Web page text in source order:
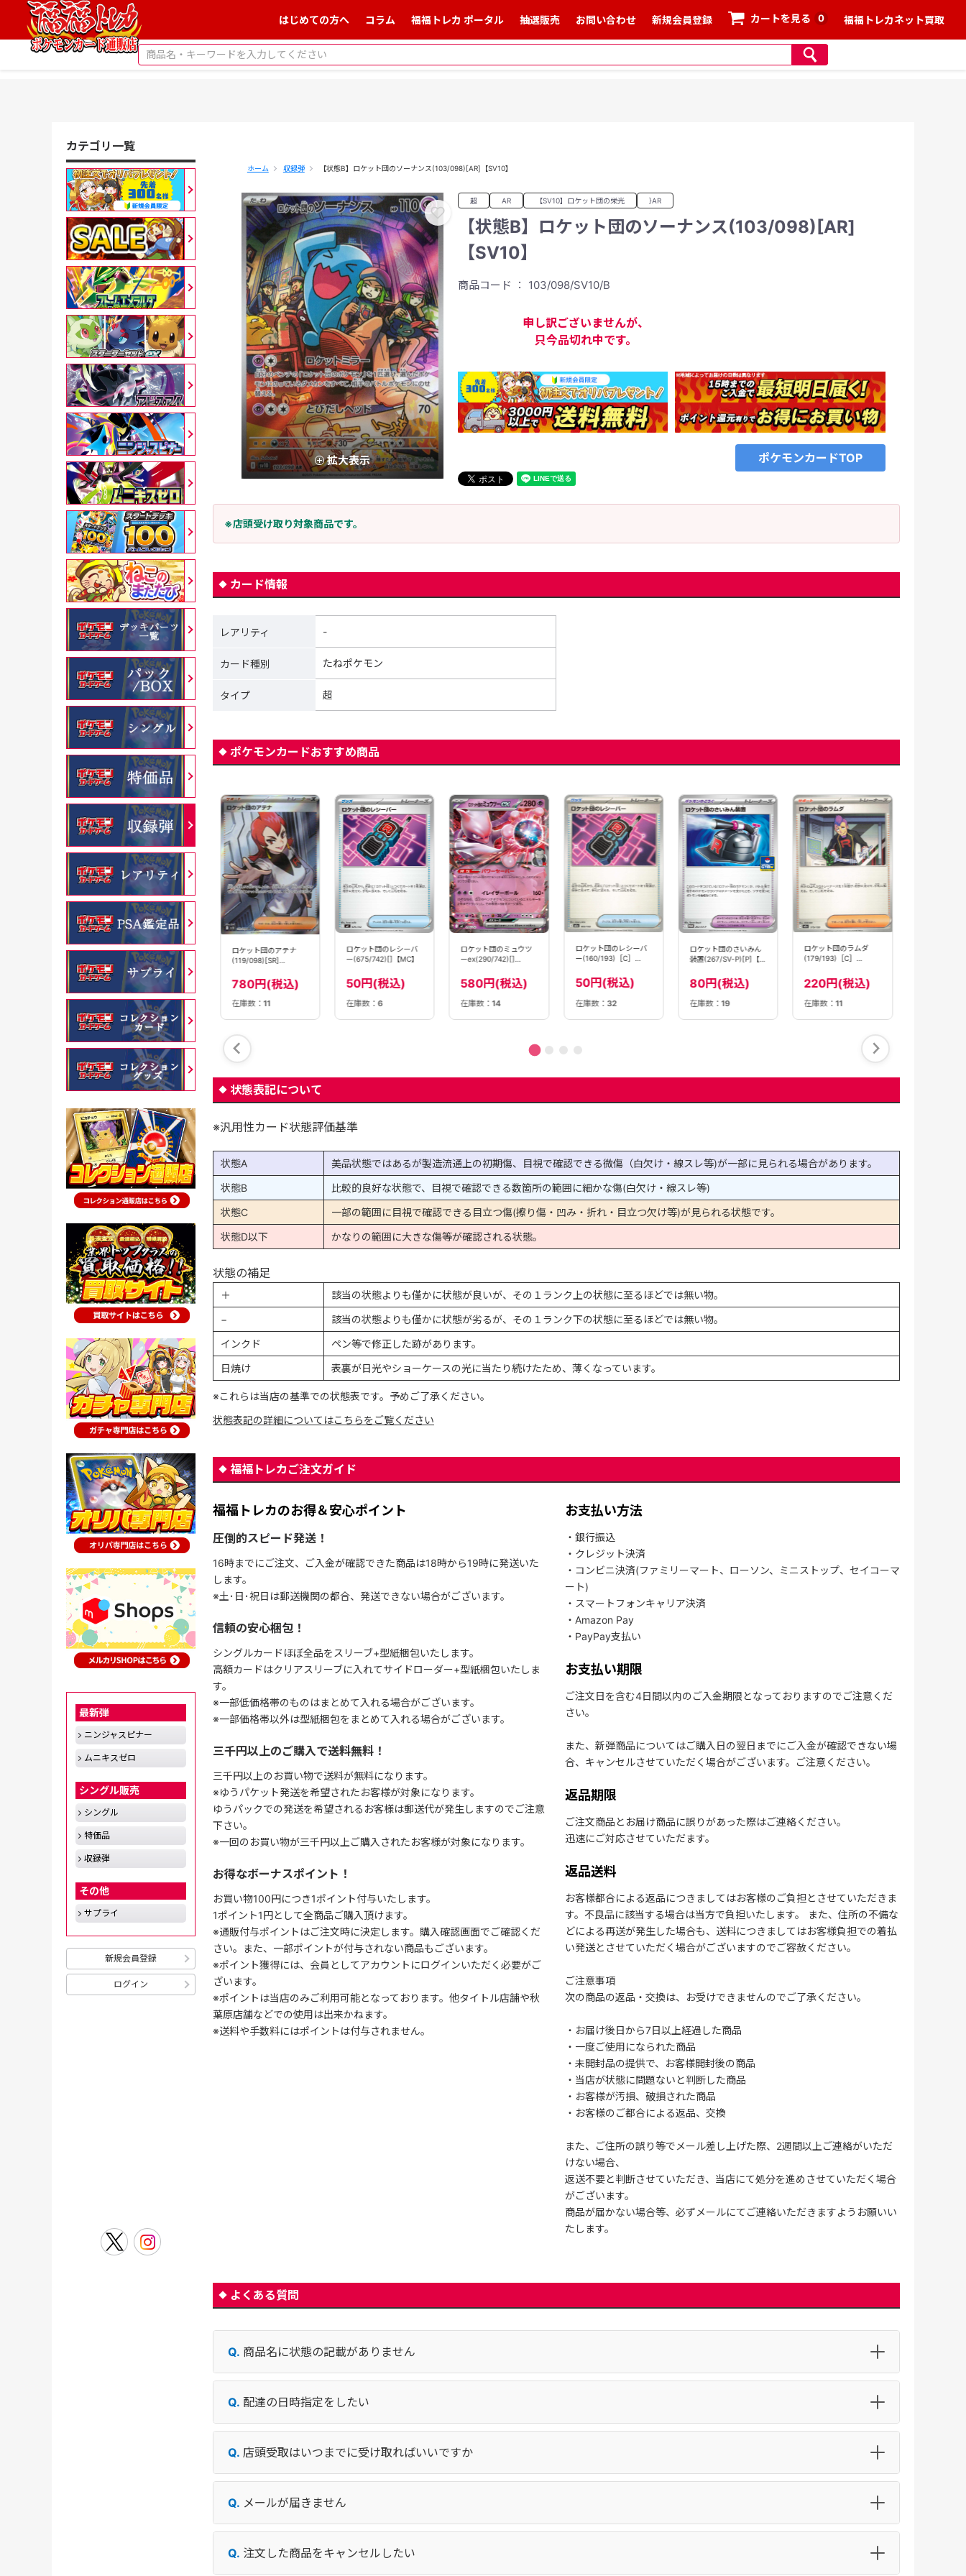
はじめての方へ コラム 福福トレカ ポータル 抽選販売 お問い合わせ 新規会員登録 カートを見る 0 福福トレカネット買取
ホーム 収録弾 【状態B】ロケット団のソーナンス(103/098)[AR]【SV10】
拡大表示
超 AR 【SV10】ロケット団の栄光 }AR
【状態B】ロケット団のソーナンス(103/098)[AR]
【SV10】
商品コード ： 103/098/SV10/B
申し訳ございませんが、
只今品切れ中です。
ポケモンカードTOP
※店頭受け取り対象商品です。
カード情報
レアリティ -
カード種別 たねポケモン
タイプ 超
ポケモンカードおすすめ商品
ロケット団のランス
780円(税込)
ロケット団のアポロ
(120/098)[SR]
【SV10】
980円(税込)
在庫数：21
ロケット団のアテナ
(119/098)[SR]
780円(税込)
在庫数： 11
ロケット団のレシーバ
ー(675/742)[]【MC】
50円(税込)
在庫数：6
ロケット団のミュウツ
ーex(290/742)[]
580円(税込)
在庫数：14
ロケット団のレシーバ
ー(160/193)［C］
50円(税込)
在庫数： 32
ロケット団のさいみん
装置(267/SV-P)[P]【プ
80円(税込)
在庫数：19
ロケット団のラムダ
(179/193)［C］
220円(税込)
在庫数：11
状態表記について
※汎用性カード状態評価基準
状態A
美品状態ではあるが製造流通上の初期傷、目視で確認できる微傷（白欠け・線スレ等)が一部に見られる場合があります。
状態B
比較的良好な状態で、目視で確認できる数箇所の範囲に細かな傷(白欠け・線スレ等)
状態C
一部の範囲に目視で確認できる目立つ傷(擦り傷・凹み・折れ・目立つ欠け等)が見られる状態です。
状態D以下
かなりの範囲に大きな傷等が確認される状態。
状態の補足
＋
該当の状態よりも僅かに状態が良いが、その１ランク上の状態に至るほどでは無い物。
−
該当の状態よりも僅かに状態が劣るが、その１ランク下の状態に至るほどでは無い物。
インクド
ペン等で修正した跡があります。
日焼け
表裏が日光やショーケースの光に当たり続けたため、薄くなっています。
※これらは当店の基準での状態表です。予めご了承ください。
状態表記の詳細についてはこちらをご覧ください
福福トレカご注文ガイド
福福トレカのお得＆安心ポイント
圧倒的スピード発送！
16時までにご注文、ご入金が確認できた商品は18時から19時に発送いた
します。
※土･日･祝日は郵送機関の都合、発送できない場合がございます。
信頼の安心梱包！
シングルカードほぼ全品をスリーブ+型紙梱包いたします。
高額カードはクリアスリーブに入れてサイドローダー+型紙梱包いたしま
す。
※一部低価格帯のものはまとめて入れる場合がございます。
※一部価格帯以外は型紙梱包をまとめて入れる場合がございます。
三千円以上のご購入で送料無料！
三千円以上のお買い物で送料が無料になります。
※ゆうパケット発送を希望されたお客様が対象になります。
ゆうパックでの発送を希望されるお客様は郵送代が発生しますのでご注意
下さい。
※一回のお買い物が三千円以上ご購入されたお客様が対象になります。
お得なボーナスポイント！
お買い物100円につき1ポイント付与いたします。
1ポイント1円として全商品ご購入頂けます。
※通販付与ポイントはご注文時に決定します。購入確認画面でご確認くだ
さい。また、一部ポイントが付与されない商品もございます。
※ポイント獲得には、会員としてアカウントにログインいただく必要がご
ざいます。
※ポイントは当店のみご利用可能となっております。他タイトル店舗や秋
葉原店舗などでの使用は出来かねます。
※送料や手数料にはポイントは付与されません。
お支払い方法
・銀行振込
・クレジット決済
・コンビニ決済(ファミリーマート、ローソン、ミニストップ、セイコーマ
ート)
・スマートフォンキャリア決済
・Amazon Pay
・PayPay支払い
お支払い期限
ご注文日を含む4日間以内のご入金期限となっておりますのでご注意くだ
さい。
また、新弾商品についてはご購入日の翌日までにご入金が確認できない場
合、キャンセルさせていただく場合がございます。ご注意ください。
返品期限
ご注文商品とお届け商品に誤りがあった際はご連絡ください。
迅速にご対応させていただます。
返品送料
お客様都合による返品につきましてはお客様のご負担とさせていただきま
す。不良品に該当する場合は当方で負担いたします。 また、住所の不備な
どによる再送が発生した場合も、送料につきましてはお客様負担での着払
い発送とさせていただく場合がございますのでご容赦ください。
ご注意事項
次の商品の返品・交換は、お受けできませんのでご了承ください。
・お届け後日から7日以上経過した商品
・一度ご使用になられた商品
・未開封品の提供で、お客様開封後の商品
・当店が状態に問題ないと判断した商品
・お客様が汚損、破損された商品
・お客様のご都合による返品、交換
また、ご住所の誤り等でメール差し上げた際、2週間以上ご連絡がいただ
けない場合、
返送不要と判断させていただき、当店にて処分を進めさせていただく場合
がございます。
商品が届かない場合等、必ずメールにてご連絡いただきますようお願いい
たします。
よくある質問
商品名に状態の記載がありません
配達の日時指定をしたい
店頭受取はいつまでに受け取ればいいですか
メールが届きません
注文した商品をキャンセルしたい
カテゴリ一覧
最新弾
ニンジャスピナー
ムニキスゼロ
シングル販売
シングル
特価品
収録弾
その他
サプライ
新規会員登録
ログイン